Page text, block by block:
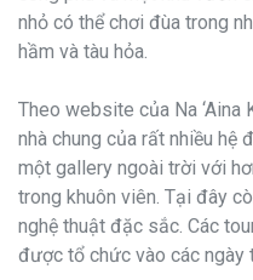
nhỏ có thể chơi đùa trong
hầm và tàu hỏa.
Theo website của Na ‘Aina
nhà chung của rất nhiều hệ
một gallery ngoài trời với
trong khuôn viên. Tại đây
nghệ thuật đặc sắc. Các
được tổ chức vào các ngày